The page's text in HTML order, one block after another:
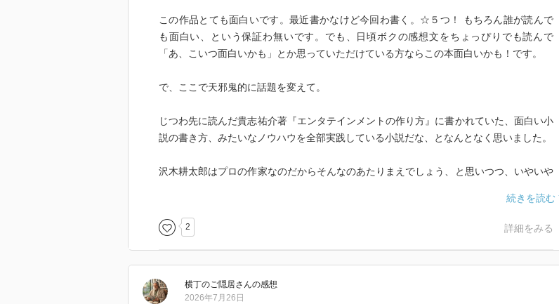
この作品とても面白いです。最近書かなけど今回わ書く。☆５つ！ もちろん誰が読んで
も面白い、という保証わ無いです。でも、日頃ボクの感想文をちょっぴりでも読んで
「あ、こいつ面白いかも」とか思っていただけている方ならこの本面白いかも！です。
で、ここで天邪鬼的に話題を変えて。
じつわ先に読んだ貴志祐介著『エンタテインメントの作り方』に書かれていた、面白い小
説の書き方、みたいなノウハウを全部実践している小説だな、となんとなく思いました。
沢木耕太郎はプロの作家なのだからそんなのあたりまえでしょう、と思いつつ、いやいや
必要なことを最小限の言葉で伝える、これが一番大切なことですな。でもこれがなかなか
2 詳細をみる
横丁のご隠居さんの感想
2026年7月26日